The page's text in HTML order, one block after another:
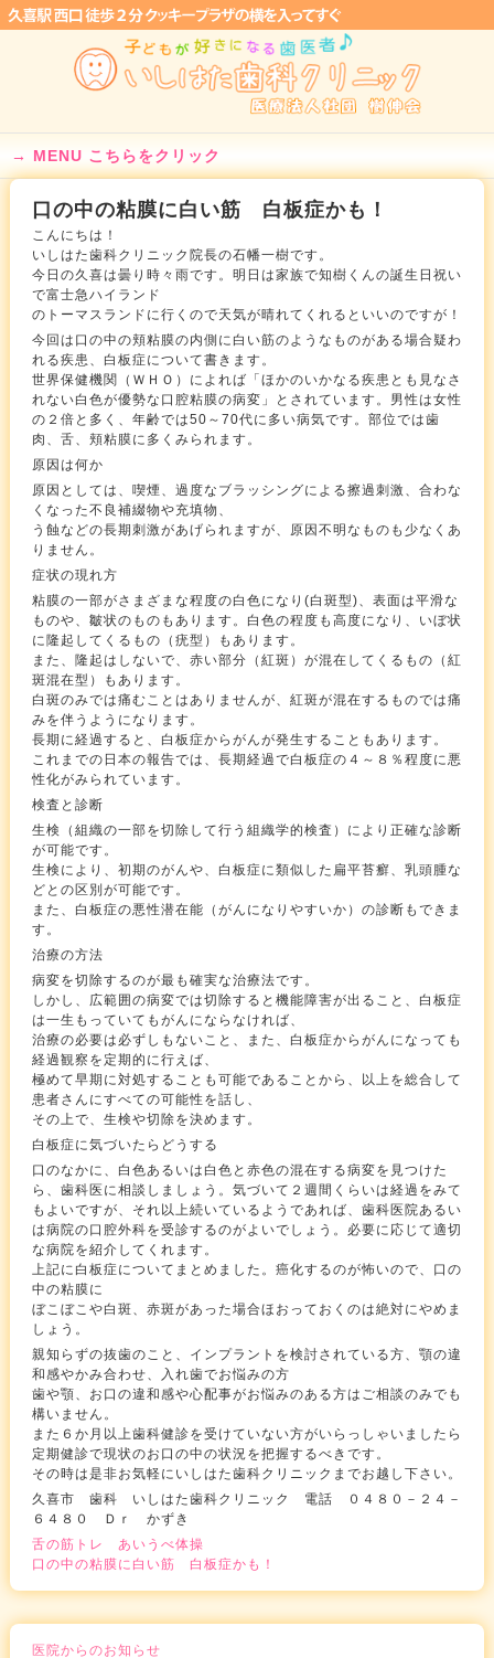
MENU こちらをクリック
口の中の粘膜に白い筋 白板症かも！
こんにちは！
いしはた歯科クリニック院長の石幡一樹です。
今日の久喜は曇り時々雨です。明日は家族で知樹くんの誕生日祝い
で富士急ハイランド
のトーマスランドに行くので天気が晴れてくれるといいのですが！
今回は口の中の頬粘膜の内側に白い筋のようなものがある場合疑わ
れる疾患、白板症について書きます。
世界保健機関（ＷＨＯ）によれば「ほかのいかなる疾患とも見なさ
れない白色が優勢な口腔粘膜の病変」とされています。男性は女性
の２倍と多く、年齢では50～70代に多い病気です。部位では歯
肉、舌、頬粘膜に多くみられます。
原因は何か
原因としては、喫煙、過度なブラッシングによる擦過刺激、合わな
くなった不良補綴物や充填物、
う蝕などの長期刺激があげられますが、原因不明なものも少なくあ
りません。
症状の現れ方
粘膜の一部がさまざまな程度の白色になり(白斑型)、表面は平滑な
ものや、皺状のものもあります。白色の程度も高度になり、いぼ状
に隆起してくるもの（疣型）もあります。
また、隆起はしないで、赤い部分（紅斑）が混在してくるもの（紅
斑混在型）もあります。
白斑のみでは痛むことはありませんが、紅斑が混在するものでは痛
みを伴うようになります。
長期に経過すると、白板症からがんが発生することもあります。
これまでの日本の報告では、長期経過で白板症の４～８％程度に悪
性化がみられています。
検査と診断
生検（組織の一部を切除して行う組織学的検査）により正確な診断
が可能です。
生検により、初期のがんや、白板症に類似した扁平苔癬、乳頭腫な
どとの区別が可能です。
また、白板症の悪性潜在能（がんになりやすいか）の診断もできま
す。
治療の方法
病変を切除するのが最も確実な治療法です。
しかし、広範囲の病変では切除すると機能障害が出ること、白板症
は一生もっていてもがんにならなければ、
治療の必要は必ずしもないこと、また、白板症からがんになっても
経過観察を定期的に行えば、
極めて早期に対処することも可能であることから、以上を総合して
患者さんにすべての可能性を話し、
その上で、生検や切除を決めます。
白板症に気づいたらどうする
口のなかに、白色あるいは白色と赤色の混在する病変を見つけた
ら、歯科医に相談しましょう。気づいて２週間くらいは経過をみて
もよいですが、それ以上続いているようであれば、歯科医院あるい
は病院の口腔外科を受診するのがよいでしょう。必要に応じて適切
な病院を紹介してくれます。
上記に白板症についてまとめました。癌化するのが怖いので、口の
中の粘膜に
ぼこぼこや白斑、赤斑があった場合ほおっておくのは絶対にやめま
しょう。
親知らずの抜歯のこと、インプラントを検討されている方、顎の違
和感やかみ合わせ、入れ歯でお悩みの方
歯や顎、お口の違和感や心配事がお悩みのある方はご相談のみでも
構いません。
また６か月以上歯科健診を受けていない方がいらっしゃいましたら
定期健診で現状のお口の中の状況を把握するべきです。
その時は是非お気軽にいしはた歯科クリニックまでお越し下さい。
久喜市 歯科 いしはた歯科クリニック 電話 ０４８０－２４－
６４８０ Ｄｒ かずき
舌の筋トレ あいうべ体操
口の中の粘膜に白い筋 白板症かも！
医院からのお知らせ